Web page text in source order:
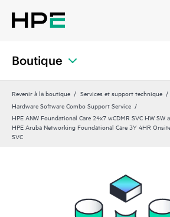
Boutique
Revenir à la boutique Services et support technique
Hardware Software Combo Support Service
HPE ANW Foundational Care 24x7 wCDMR SVC HW
HPE Aruba Networking Foundational Care 3Y 4HR
SVC